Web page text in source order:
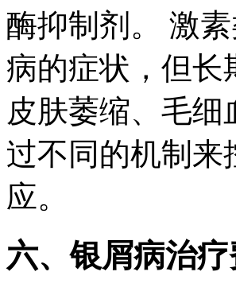
酶抑制剂。 激
病的症状，但长
皮肤萎缩、毛
过不同的机制来
应。
六、银屑病治